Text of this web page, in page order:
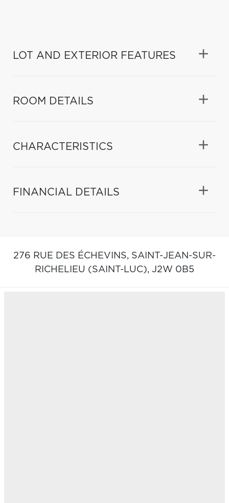
LOT AND EXTERIOR FEATURES
ROOM DETAILS
CHARACTERISTICS
FINANCIAL DETAILS
276 RUE DES ÉCHEVINS, SAINT-JEAN-SUR-
RICHELIEU (SAINT-LUC), J2W 0B5